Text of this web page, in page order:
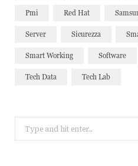
Pmi Red Hat
Server Sicurezza
Smart Working Software
Tech Data Tech Lab
for: